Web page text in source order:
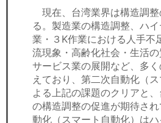
現在、台湾業界は構造調
る。製造業の構造調整、ハ
業・３K作業における人手不
流現象・高齢化社会・生活
サービス業の展開など、多
えており、第二次自動化（
よる上記の課題のクリアと
の構造調整の促進が期待さ
動化（スマート自動化）は